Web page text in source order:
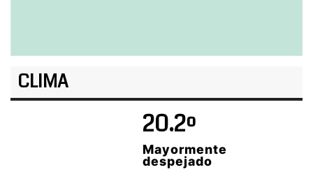
CLIMA
20.2º
Mayormente
despejado